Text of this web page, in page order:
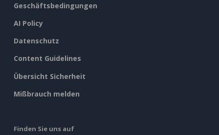
Geschäftsbedingungen
AI Policy
Datenschutz
Content Guidelines
Übersicht Sicherheit
Mißbrauch melden
Finden Sie uns auf